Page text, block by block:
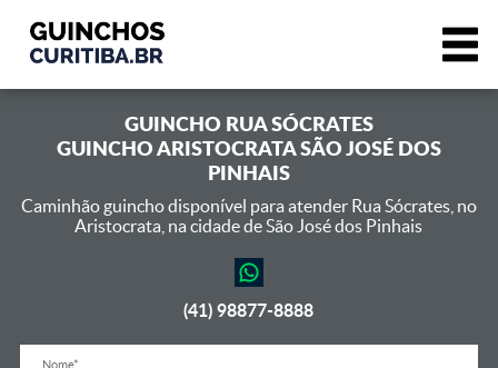
GUINCHO RUA SÓCRATES
GUINCHO ARISTOCRATA SÃO JOSÉ DOS
PINHAIS
Caminhão guincho disponível para atender Rua Sócrates, no
Aristocrata, na cidade de São José dos Pinhais
(41) 98877-8888